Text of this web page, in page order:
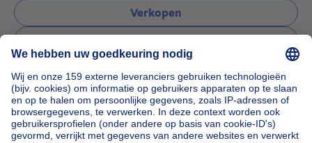
Verkopen
Een vraag stellen